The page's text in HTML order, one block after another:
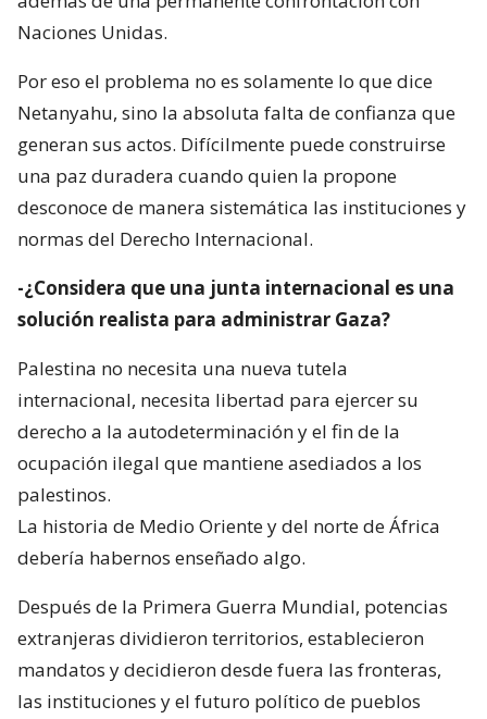
Naciones Unidas.
Por eso el problema no es solamente lo que dice
Netanyahu, sino la absoluta falta de confianza que
generan sus actos. Difícilmente puede construirse
una paz duradera cuando quien la propone
desconoce de manera sistemática las instituciones y
normas del Derecho Internacional.
-¿Considera que una junta internacional es una
solución realista para administrar Gaza?
Palestina no necesita una nueva tutela
internacional, necesita libertad para ejercer su
derecho a la autodeterminación y el fin de la
ocupación ilegal que mantiene asediados a los
palestinos.
La historia de Medio Oriente y del norte de África
debería habernos enseñado algo.
Después de la Primera Guerra Mundial, potencias
extranjeras dividieron territorios, establecieron
mandatos y decidieron desde fuera las fronteras,
las instituciones y el futuro político de pueblos